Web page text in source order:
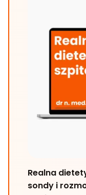
Realna
sondy i